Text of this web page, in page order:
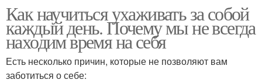
Как научиться ухаживать за собой
каждый день. Почему мы не всегда
находим время на себя
Есть несколько причин, которые не позволяют вам
заботиться о себе: